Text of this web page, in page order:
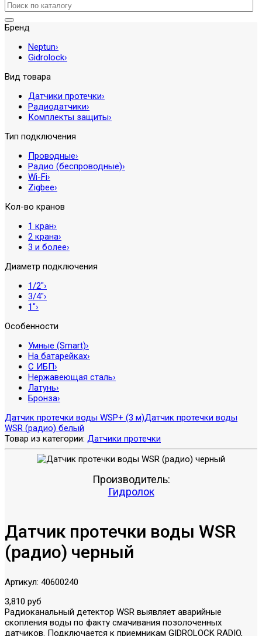
Бренд
Neptun›
Gidrolock›
Вид товара
Датчики протечки›
Радиодатчики›
Комплекты защиты›
Тип подключения
Проводные›
Радио (беспроводные)›
Wi-Fi›
Zigbee›
Кол-во кранов
1 кран›
2 крана›
3 и более›
Диаметр подключения
1/2″›
3/4″›
1″›
Особенности
Умные (Smart)›
На батарейках›
С ИБП›
Нержавеющая сталь›
Латунь›
Бронза›
Датчик протечки воды WSP+ (3 м)Датчик протечки воды
WSR (радио) белый
Товар из категории: Датчики протечки
Производитель:
Гидролок
Датчик протечки воды WSR
(радио) черный
Артикул: 40600240
3,810 руб
Радиоканальный детектор WSR выявляет аварийные
скопления воды по факту смачивания позолоченных
датчиков. Подключается к приемникам GIDROLOCK RADIO,